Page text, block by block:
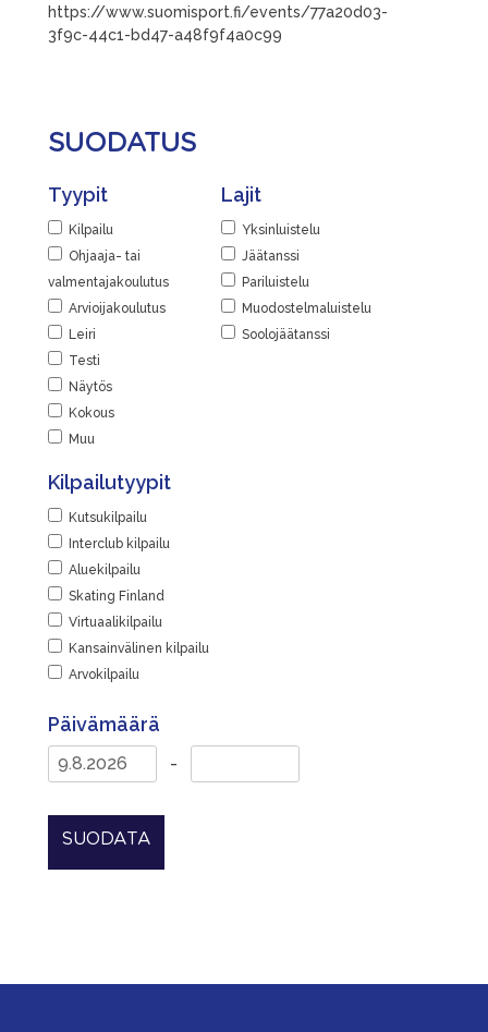
https://www.suomisport.fi/events/77a20d03-
3f9c-44c1-bd47-a48f9f4a0c99
SUODATUS
Tyypit
Kilpailu
Ohjaaja- tai
valmentajakoulutus
Arvioijakoulutus
Leiri
Testi
Näytös
Kokous
Muu
Lajit
Yksinluistelu
Jäätanssi
Pariluistelu
Muodostelmaluistelu
Soolojäätanssi
Kilpailutyypit
Kutsukilpailu
Interclub kilpailu
Aluekilpailu
Skating Finland
Virtuaalikilpailu
Kansainvälinen kilpailu
Arvokilpailu
Päivämäärä
-
SUODATA